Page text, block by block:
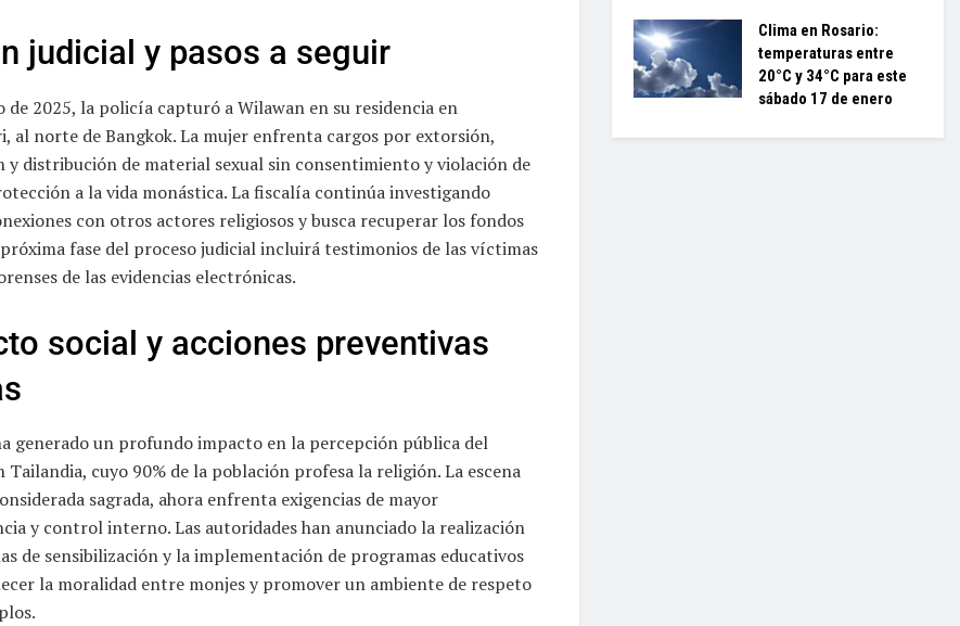
judicial y pasos a seguir
de 2025, la policía capturó a Wilawan en su residencia en
al norte de Bangkok. La mujer enfrenta cargos por extorsión,
y distribución de material sexual sin consentimiento y violación de
a la vida monástica. La fiscalía continúa investigando
con otros actores religiosos y busca recuperar los fondos
fase del proceso judicial incluirá testimonios de las víctimas
de las evidencias electrónicas.
social y acciones preventivas
generado un profundo impacto en la percepción pública del
Tailandia, cuyo 90% de la población profesa la religión. La escena
sagrada, ahora enfrenta exigencias de mayor
y control interno. Las autoridades han anunciado la realización
de sensibilización y la implementación de programas educativos
la moralidad entre monjes y promover un ambiente de respeto
Clima en Rosario:
temperaturas entre
20°C y 34°C para este
sábado 17 de enero